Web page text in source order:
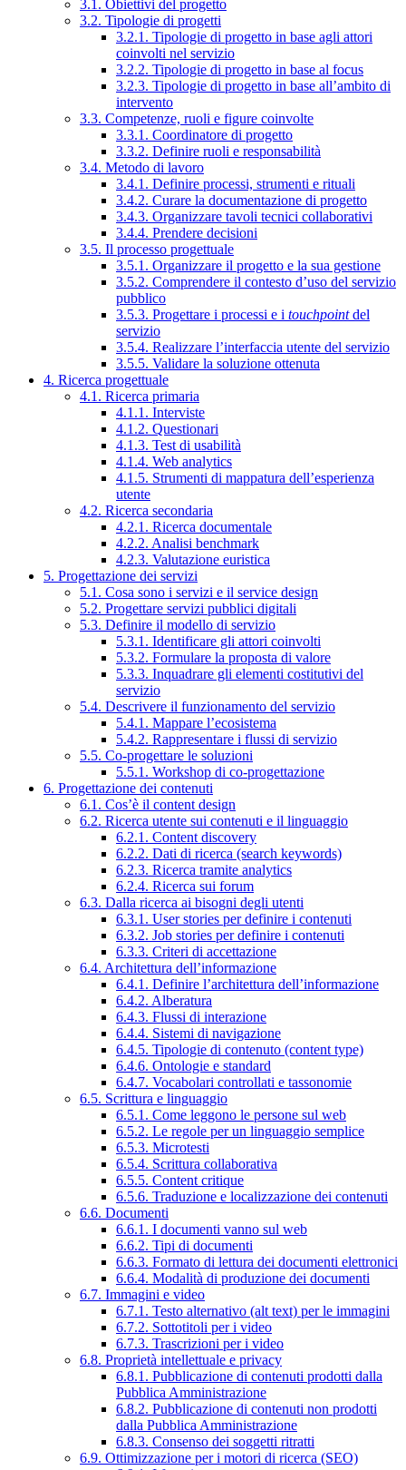
3.1. Obiettivi del progetto
3.2. Tipologie di progetti
3.2.1. Tipologie di progetto in base agli attori
coinvolti nel servizio
3.2.2. Tipologie di progetto in base al focus
3.2.3. Tipologie di progetto in base all’ambito di
intervento
3.3. Competenze, ruoli e figure coinvolte
3.3.1. Coordinatore di progetto
3.3.2. Definire ruoli e responsabilità
3.4. Metodo di lavoro
3.4.1. Definire processi, strumenti e rituali
3.4.2. Curare la documentazione di progetto
3.4.3. Organizzare tavoli tecnici collaborativi
3.4.4. Prendere decisioni
3.5. Il processo progettuale
3.5.1. Organizzare il progetto e la sua gestione
3.5.2. Comprendere il contesto d’uso del servizio
pubblico
3.5.3. Progettare i processi e i touchpointdel
servizio
3.5.4. Realizzare l’interfaccia utente del servizio
3.5.5. Validare la soluzione ottenuta
4. Ricerca progettuale
4.1. Ricerca primaria
4.1.1. Interviste
4.1.2. Questionari
4.1.3. Test di usabilità
4.1.4. Web analytics
4.1.5. Strumenti di mappatura dell’esperienza
utente
4.2. Ricerca secondaria
4.2.1. Ricerca documentale
4.2.2. Analisi benchmark
4.2.3. Valutazione euristica
5. Progettazione dei servizi
5.1. Cosa sono i servizi e il service design
5.2. Progettare servizi pubblici digitali
5.3. Definire il modello di servizio
5.3.1. Identificare gli attori coinvolti
5.3.2. Formulare la proposta di valore
5.3.3. Inquadrare gli elementi costitutivi del
servizio
5.4. Descrivere il funzionamento del servizio
5.4.1. Mappare l’ecosistema
5.4.2. Rappresentare i flussi di servizio
5.5. Co-progettare le soluzioni
5.5.1. Workshop di co-progettazione
6. Progettazione dei contenuti
6.1. Cos’è il content design
6.2. Ricerca utente sui contenuti e il linguaggio
6.2.1. Content discovery
6.2.2. Dati di ricerca (search keywords)
6.2.3. Ricerca tramite analytics
6.2.4. Ricerca sui forum
6.3. Dalla ricerca ai bisogni degli utenti
6.3.1. User stories per definire i contenuti
6.3.2. Job stories per definire i contenuti
6.3.3. Criteri di accettazione
6.4. Architettura dell’informazione
6.4.1. Definire l’architettura dell’informazione
6.4.2. Alberatura
6.4.3. Flussi di interazione
6.4.4. Sistemi di navigazione
6.4.5. Tipologie di contenuto (content type)
6.4.6. Ontologie e standard
6.4.7. Vocabolari controllati e tassonomie
6.5. Scrittura e linguaggio
6.5.1. Come leggono le persone sul web
6.5.2. Le regole per un linguaggio semplice
6.5.3. Microtesti
6.5.4. Scrittura collaborativa
6.5.5. Content critique
6.5.6. Traduzione e localizzazione dei contenuti
6.6. Documenti
6.6.1. I documenti vanno sul web
6.6.2. Tipi di documenti
6.6.3. Formato di lettura dei documenti elettronici
6.6.4. Modalità di produzione dei documenti
6.7. Immagini e video
6.7.1. Testo alternativo (alt text) per le immagini
6.7.2. Sottotitoli per i video
6.7.3. Trascrizioni per i video
6.8. Proprietà intellettuale e privacy
6.8.1. Pubblicazione di contenuti prodotti dalla
Pubblica Amministrazione
6.8.2. Pubblicazione di contenuti non prodotti
dalla Pubblica Amministrazione
6.8.3. Consenso dei soggetti ritratti
6.9. Ottimizzazione per i motori di ricerca (SEO)